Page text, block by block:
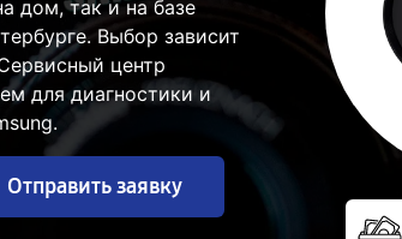
дом, так и на базе
Выбор зависит
центр
для диагностики и
Отправить заявку